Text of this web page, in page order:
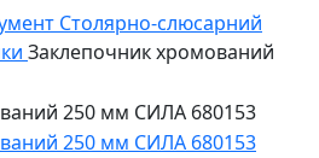
Столярно-слюсарний
Заклепочник хромований